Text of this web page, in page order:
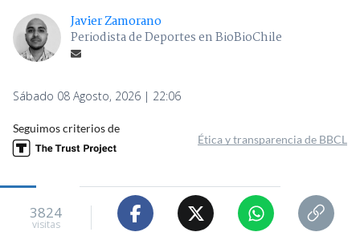
Javier Zamorano
Periodista de Deportes en BioBioChile
Sábado 08 Agosto, 2026 | 22:06
Seguimos criterios de
Ética y transparencia de BBCL
3824
visitas